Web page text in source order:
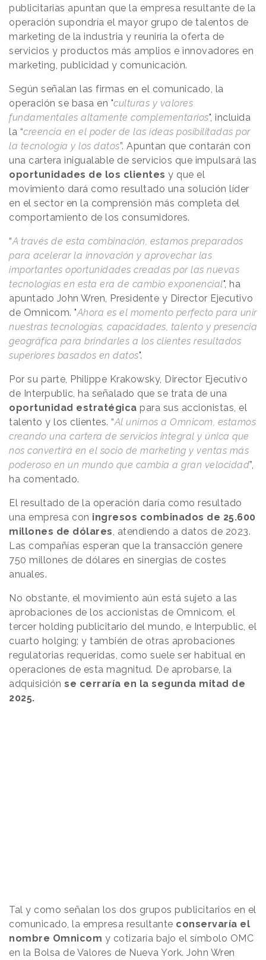
publicitarias apuntan que la empresa resultante de la
operación supondría el mayor grupo de talentos de
marketing de la industria y reuniría la oferta de
servicios y productos más amplios e innovadores en
marketing, publicidad y comunicación.
Según señalan las firmas en el comunicado, la
operación se basa en "culturas y valores
fundamentales altamente complementarios", incluida
la “creencia en el poder de las ideas posibilitadas por
la tecnología y los datos”. Apuntan que contarán con
una cartera inigualable de servicios que impulsará las
oportunidades de los clientes y que el
movimiento dará como resultado una solución líder
en el sector en la comprensión más completa del
comportamiento de los consumidores.
“A través de esta combinación, estamos preparados
para acelerar la innovación y aprovechar las
importantes oportunidades creadas por las nuevas
tecnologías en esta era de cambio exponencial", ha
apuntado John Wren, Presidente y Director Ejecutivo
de Omnicom. "Ahora es el momento perfecto para unir
nuestras tecnologías, capacidades, talento y presencia
geográfica para brindarles a los clientes resultados
superiores basados ​​en datos".
Por su parte, Philippe Krakowsky, Director Ejecutivo
de Interpublic, ha señalado que se trata de una
oportunidad estratégica para sus accionistas, el
talento y los clientes. “Al unirnos a Omnicom, estamos
creando una cartera de servicios integral y única que
nos convertirá en el socio de marketing y ventas más
poderoso en un mundo que cambia a gran velocidad”,
ha comentado.
El resultado de la operación daría como resultado
una empresa con ingresos combinados de 25.600
millones de dólares , atendiendo a datos de 2023.
Las compañías esperan que la transacción genere
750 millones de dólares en sinergias de costes
anuales.
No obstante, el movimiento aún está sujeto a las
aprobaciones de los accionistas de Omnicom, el
tercer holding publicitario del mundo, e Interpublic, el
cuarto holging; y también de otras aprobaciones
regulatorias requeridas, como suele ser habitual en
operaciones de esta magnitud. De aprobarse, la
adquisición se cerraría en la segunda mitad de
2025.
Tal y como señalan los dos grupos publicitarios en el
comunicado, la empresa resultante conservaría el
nombre Omnicom y cotizaría bajo el símbolo OMC
en la Bolsa de Valores de Nueva York. John Wren